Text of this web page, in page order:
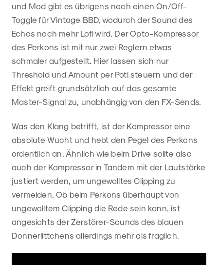
und Mod gibt es übrigens noch einen On/Off-
Toggle für Vintage BBD, wodurch der Sound des
Echos noch mehr Lofi wird. Der Opto-Kompressor
des Perkons ist mit nur zwei Reglern etwas
schmaler aufgestellt. Hier lassen sich nur
Threshold und Amount per Poti steuern und der
Effekt greift grundsätzlich auf das gesamte
Master-Signal zu, unabhängig von den FX-Sends.
Was den Klang betrifft, ist der Kompressor eine
absolute Wucht und hebt den Pegel des Perkons
ordentlich an. Ähnlich wie beim Drive sollte also
auch der Kompressor in Tandem mit der Lautstärke
justiert werden, um ungewolltes Clipping zu
vermeiden. Ob beim Perkons überhaupt von
ungewolltem Clipping die Rede sein kann, ist
angesichts der Zerstörer-Sounds des blauen
Donnerlittchens allerdings mehr als fraglich.